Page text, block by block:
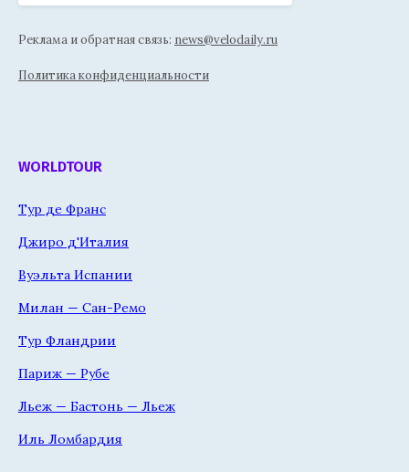
Реклама и обратная связь: news@velodaily.ru
Политика конфиденциальности
WORLDTOUR
Тур де Франс
Джиро д'Италия
Вуэльта Испании
Милан — Сан-Ремо
Тур Фландрии
Париж — Рубе
Льеж — Бастонь — Льеж
Иль Ломбардия